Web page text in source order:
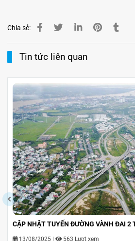
Chia sẻ:
Tin tức liên quan
CẬP NHẬT TUYẾN ĐƯỜNG VÀNH ĐAI 2
13/08/2025 | 563 Lượt xem